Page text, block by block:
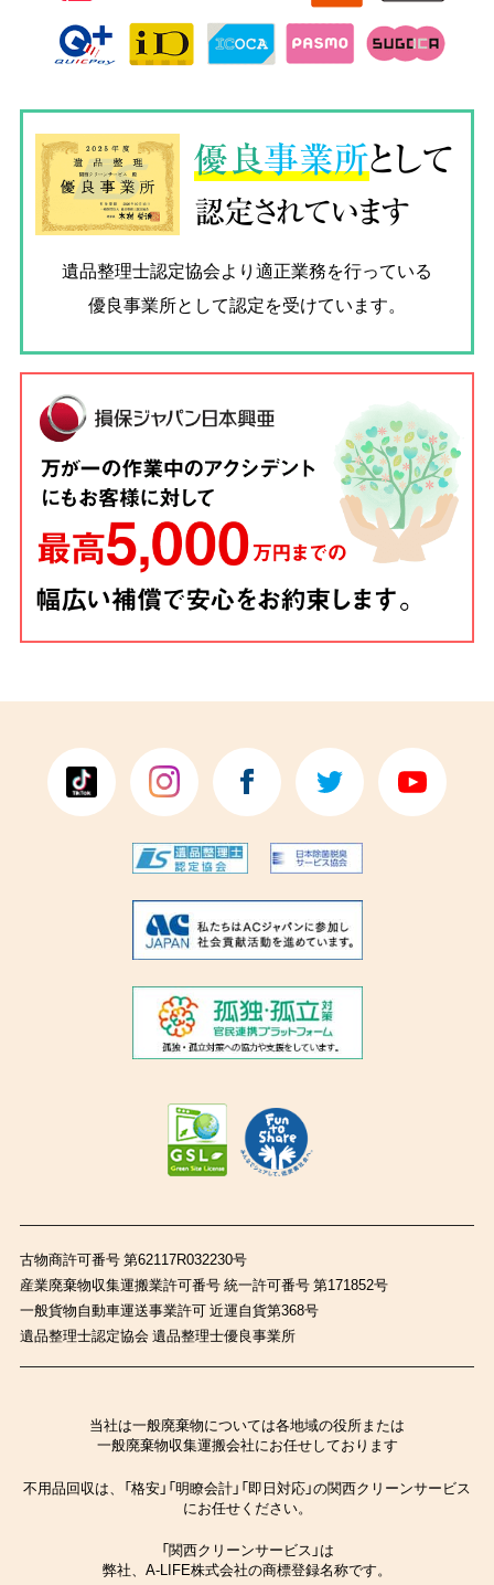
優良事業所として
認定されています
遺品整理士認定協会より適正業務を行っている
優良事業所として認定を受けています。
古物商許可番号 第62117R032230号
産業廃棄物収集運搬業許可番号 統一許可番号 第171852号
一般貨物自動車運送事業許可 近運自貨第368号
遺品整理士認定協会 遺品整理士優良事業所
当社は一般廃棄物については各地域の役所または
一般廃棄物収集運搬会社にお任せしております
不用品回収は、「格安」「明瞭会計」「即日対応」の関西クリーンサービス
にお任せください。
「関西クリーンサービス」は
弊社、A-LIFE株式会社の商標登録名称です。